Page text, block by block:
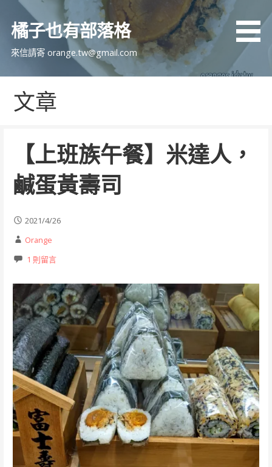
橘子也有部落格
來信請寄 orange.tw@gmail.com
文章
【上班族午餐】米達人，
鹹蛋黃壽司
2021/4/26
Orange
1 則留言